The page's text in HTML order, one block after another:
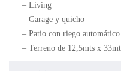
– Living
– Garage y quicho
– Patio con riego automático
– Terreno de 12,5mts x